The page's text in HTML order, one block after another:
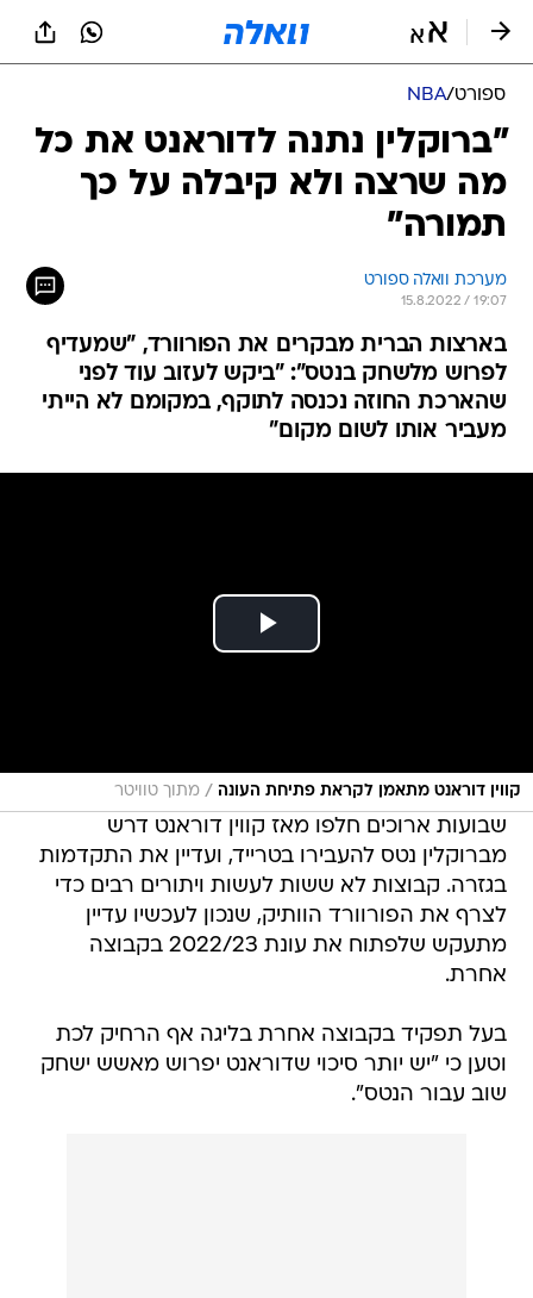
ספורט/
NBA
"ברוקלין נתנה לדוראנט את כל
מה שרצה ולא קיבלה על כך
תמורה"
מערכת וואלה ספורט
15.8.2022 / 19:07
בארצות הברית מבקרים את הפורוורד, "שמעדיף
לפרוש מלשחק בנטס": "ביקש לעזוב עוד לפני
שהארכת החוזה נכנסה לתוקף, במקומם לא הייתי
מעביר אותו לשום מקום"
קווין דוראנט מתאמן לקראת פתיחת העונה / מתוך טוויטר
שבועות ארוכים חלפו מאז קווין דוראנט דרש
מברוקלין נטס להעבירו בטרייד, ועדיין את התקדמות
בגזרה. קבוצות לא ששות לעשות ויתורים רבים כדי
לצרף את הפורוורד הוותיק, שנכון לעכשיו עדיין
מתעקש שלפתוח את עונת 2022/23 בקבוצה
אחרת.
בעל תפקיד בקבוצה אחרת בליגה אף הרחיק לכת
וטען כי "יש יותר סיכוי שדוראנט יפרוש מאשש ישחק
שוב עבור הנטס".